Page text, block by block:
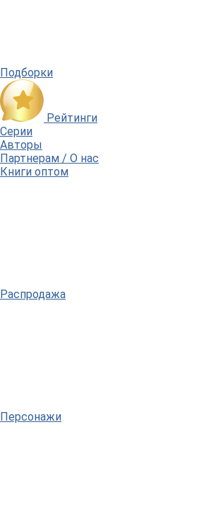
Подборки
Рейтинги
Серии
Авторы
Партнерам / О нас
Книги оптом
Распродажа
Персонажи